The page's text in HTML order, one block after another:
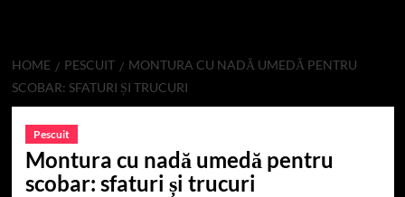
HOME PESCUIT
MONTURA CU NADĂ UMEDĂ PENTRU
SCOBAR: SFATURI ȘI TRUCURI
Pescuit
Montura cu nadă umedă pentru
scobar: sfaturi și trucuri